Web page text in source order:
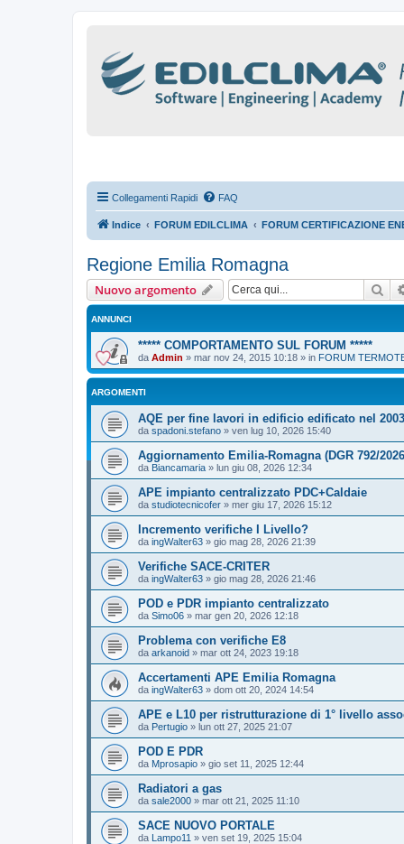
Collegamenti Rapidi FAQ
Indice FORUM EDILCLIMA FORUM CERTIFICAZIONE
Regione Emilia Romagna
Nuovo argomento
ANNUNCI
***** COMPORTAMENTO SUL FORUM *****
da Admin » mar nov 24, 2015 10:18 » in FORUM
ARGOMENTI
AQE per fine lavori in edificio edificato nel 2003
da spadoni.stefano » ven lug 10, 2026 15:40
Aggiornamento Emilia-Romagna (DGR 792/
da Biancamaria » lun giu 08, 2026 12:34
APE impianto centralizzato PDC+Caldaie
da studiotecnicofer » mer giu 17, 2026 15:12
Incremento verifiche I Livello?
da ingWalter63 » gio mag 28, 2026 21:39
Verifiche SACE-CRITER
da ingWalter63 » gio mag 28, 2026 21:46
POD e PDR impianto centralizzato
da Simo06 » mar gen 20, 2026 12:18
Problema con verifiche E8
da arkanoid » mar ott 24, 2023 19:18
Accertamenti APE Emilia Romagna
da ingWalter63 » dom ott 20, 2024 14:54
APE e L10 per ristrutturazione di 1° livello
da Pertugio » lun ott 27, 2025 21:07
POD E PDR
da Mprosapio » gio set 11, 2025 12:44
Radiatori a gas
da sale2000 » mar ott 21, 2025 11:10
SACE NUOVO PORTALE
da Lampo11 » ven set 19, 2025 15:04